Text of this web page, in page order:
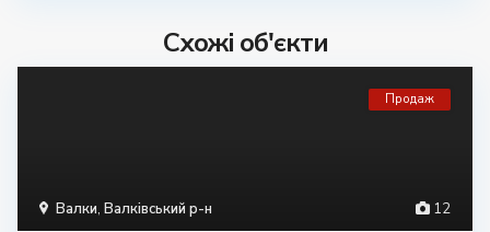
Схожі об'єкти
12
Валки, Валківський р-н
Продаж